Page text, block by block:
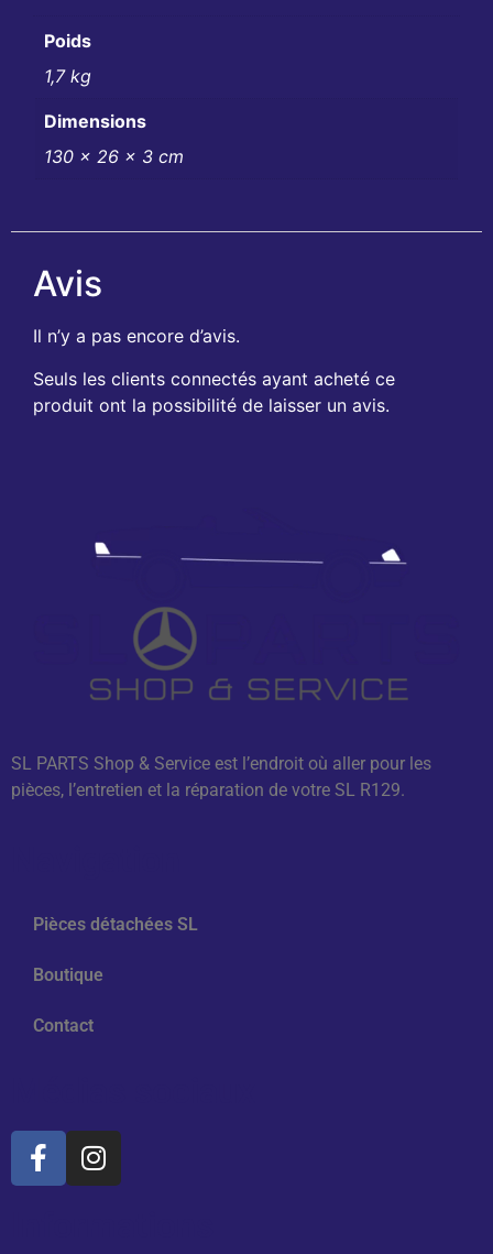
Poids
1,7 kg
Dimensions
130 × 26 × 3 cm
Avis
Il n’y a pas encore d’avis.
Seuls les clients connectés ayant acheté ce
produit ont la possibilité de laisser un avis.
SL PARTS Shop & Service est l’endroit où aller pour les
pièces, l’entretien et la réparation de votre SL R129.
Pièces détachées SL
Boutique
Contact